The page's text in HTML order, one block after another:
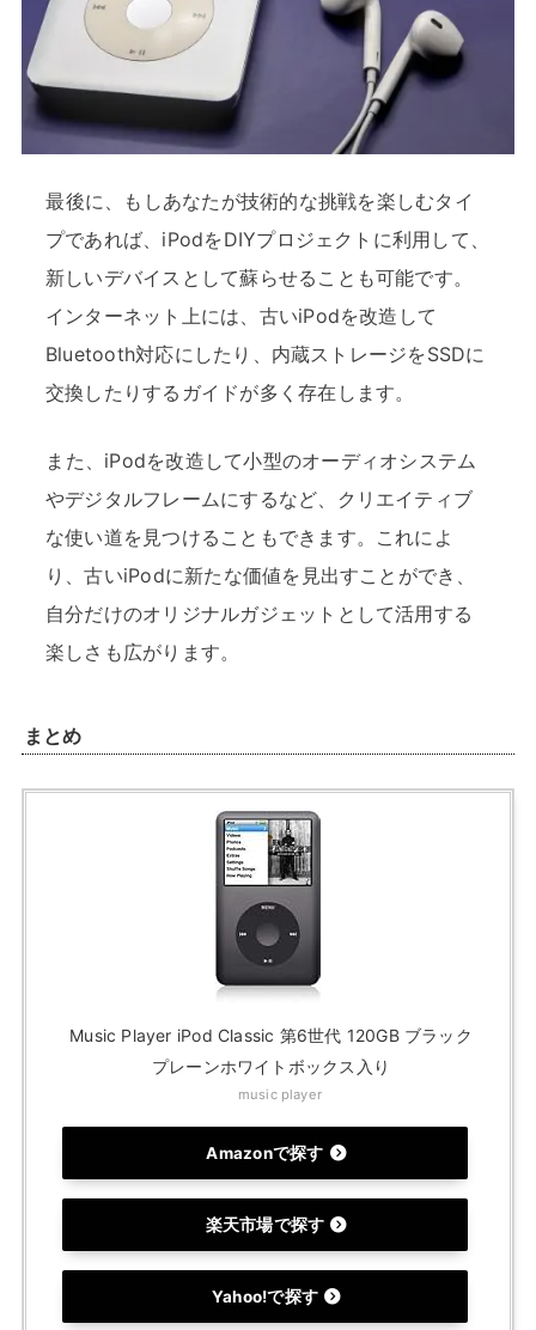
最後に、もしあなたが技術的な挑戦を楽しむタイ
プであれば、iPodをDIYプロジェクトに利用して、
新しいデバイスとして蘇らせることも可能です。
インターネット上には、古いiPodを改造して
Bluetooth対応にしたり、内蔵ストレージをSSDに
交換したりするガイドが多く存在します。
また、iPodを改造して小型のオーディオシステム
やデジタルフレームにするなど、クリエイティブ
な使い道を見つけることもできます。これによ
り、古いiPodに新たな価値を見出すことができ、
自分だけのオリジナルガジェットとして活用する
楽しさも広がります。
まとめ
Music Player iPod Classic 第6世代 120GB ブラック
プレーンホワイトボックス入り
music player
Amazonで探す
楽天市場で探す
Yahoo!で探す